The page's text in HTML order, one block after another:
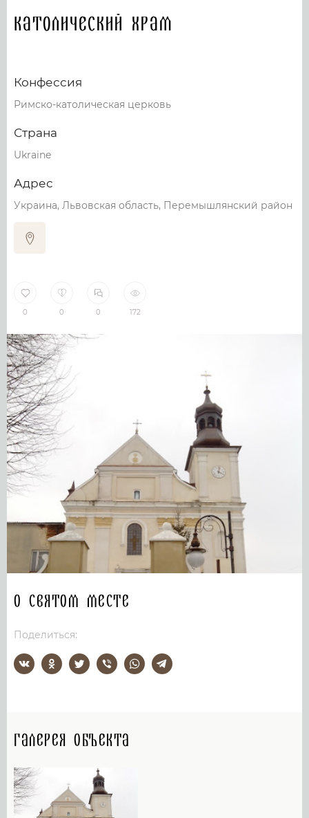
Католический храм
Конфессия
Римско-католическая церковь
Страна
Ukraine
Адрес
Украина, Львовская область, Перемышлянский район
0 0 0 172
О святом месте
Поделиться:
Галерея объекта